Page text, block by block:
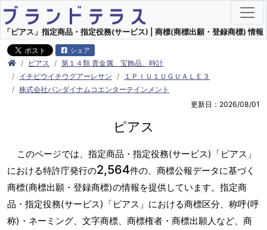
「ピアス」指定商品・指定役務(サービス) | 商標(商標出願・登録商標) 情報
シェア
ピアス
第１４類 貴金属、宝飾品、時計
イチピウイチウグアーレサン
１ＰＩＵ１ＵＧＵＡＬＥ３
株式会社バンダイナムコエンターテインメント
更新日：2026/08/01
ピアス
このページでは、指定商品・指定役務(サービス)「ピアス」
における特許庁発行の2,564件の、商標公報データに基づく
商標(商標出願・登録商標)の情報を提供しています。指定商
品・指定役務(サービス)「ピアス」における商標区分、称呼(呼
称)・ネーミング、文字商標、商標権者・商標出願人など、商